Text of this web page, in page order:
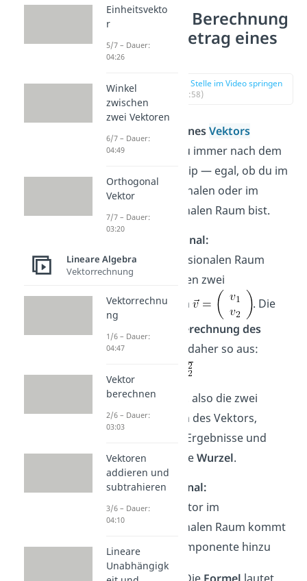
Formel & Berechnung
für den Betrag eines
Vektors
zur Stelle im Video springen
(00:58)
Betrag einesVektors
berechnest du immer nach dem
gleichen Prinzip — egal, ob du im
zweidimensionalen oder im
dreidimensionalen Raum bist.
Zweidimensional:
Im zweidimensionalen Raum
haben Vektoren zwei
Komponenten
. Die
Formel zur Berechnung des
Betrags
sieht daher so aus:
Duquadrierst
also die zwei
Komponenten des Vektors,
ihre Ergebnisse und
ziehst dann dieWurzel.
Dreidimensional:
Bei einem Vektor im
dreidimensionalen Raum kommt
eine dritte Komponente hinzu
Einheitsvekto
r
5/7 – Dauer:
04:26
Winkel
zwischen
zwei Vektoren
6/7 – Dauer:
04:49
Orthogonal
Vektor
7/7 – Dauer:
03:20
Lineare Algebra
Vektorrechnung
Vektorrechnu
ng
1/6 – Dauer:
04:47
Vektor
berechnen
2/6 – Dauer:
03:03
Vektoren
addieren und
subtrahieren
3/6 – Dauer:
04:10
Lineare
Unabhängigk